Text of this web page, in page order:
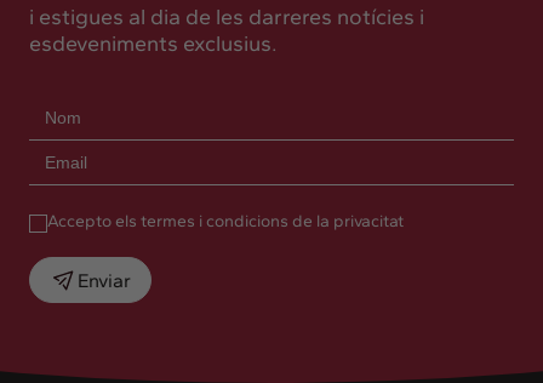
i estigues al dia de les darreres notícies i
esdeveniments exclusius.
Accepto els termes i condicions de la privacitat
Enviar